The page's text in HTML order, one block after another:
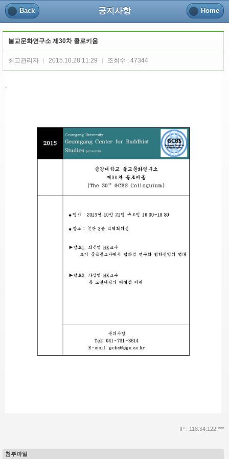
Back 공지사항 Home
불교문화연구소 제30차 콜로키움
최고관리자 2015.10.28 11:29 조회수 : 47344
.
IP : 118.34.122.***
첨부파일